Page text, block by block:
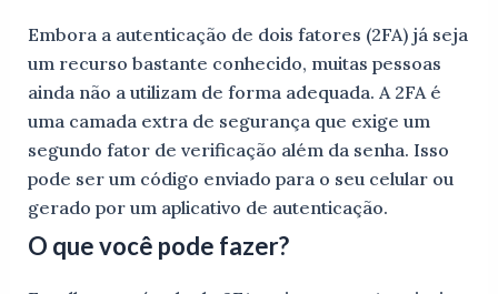
Embora a autenticação de dois fatores (2FA) já seja
um recurso bastante conhecido, muitas pessoas
ainda não a utilizam de forma adequada. A 2FA é
uma camada extra de segurança que exige um
segundo fator de verificação além da senha. Isso
pode ser um código enviado para o seu celular ou
gerado por um aplicativo de autenticação.
O que você pode fazer?